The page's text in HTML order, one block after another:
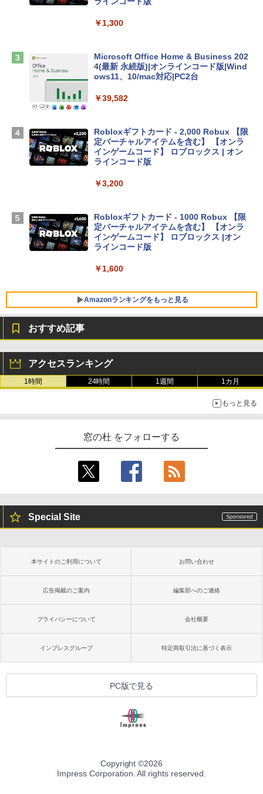
ンケース Dell NEC Lavie ASUS HP dyna
￥2,952
13インチノートブック：AIとApple Intell
TB SSD、12MPセンターフレームカメ
ラ、Touch ID - スカイブルー + 3年延長
AppleCare+ for 13インチMacBook Air
(M5)|ダウンロード版
￥331,701
【Amazon.co.jp限定】 HP ノートパソコ
ン 15-fd 15.6インチ 16GBメモリ 512GB
SSD インテル Core 5
￥129,800
ersonal/Copilotキー搭載/Win 11/15.6型/
Core i5/16GB/SSD 512GB/ホワイト) FM
VWK3E15W_AZ
￥119,800
￥1,300
Microsoft Office Home & Business 202
4(最新 永続版)|オンラインコード版|Wind
ows11、10/mac対応|PC2台
￥39,582
Robloxギフトカード - 2,000 Robux 【限
定バーチャルアイテムを含む】 【オンラ
インゲームコード】 ロブロックス | オン
ラインコード版
￥3,200
Robloxギフトカード - 1000 Robux 【限
定バーチャルアイテムを含む】 【オンラ
インゲームコード】 ロブロックス |オン
ラインコード版
￥1,600
Amazonランキングをもっと見る
￥1,766
出す プロンプトの言葉 AI画像生成シリー
ズ (はぴーイラストLabo)
￥99
非エンジニア 初心者 素人 でも安心 使い
方 マニュアル AI副業にもコンテンツ作成
にもKindle出版にも！ 非エンジニアのた
￥99
FM TOWNS ハイパー・カタログ: 本体ハ
ードウェア・市販ソフトウェアのパーフ
￥1,600
￥2,326
ンチディスプレイ、色調調節ライト、12
週間持続バッテリー、広告なし、ブラッ
ク
Amazon Kindle - 目に優しい、かさばら
ない、大きな画面で読みやすい、6週間持
書籍リーダー、ブラック、16GB、広告な
Kindle Paperwhite シグニチャーエディ
るさ自動調整、色調調節ライト、12週間
持続バッテリー、広告なし、メタリック
Amazon Kindle Colorsoft | 16GBストレ
ージ、防水、7インチカラーディスプレ
イ、色調調節ライト、最大8週間持続バッ
テリー、広告無し、ブラック (2025年発
売)
￥39,980
New Amazon Kindle Scribe Colorsoft |
11インチカラーディスプレイ、64GBスト
き、グラファイト
￥115,980
おすすめ記事
アクセスランキング
1時間 24時間 1週間 1カ月
もっと見る
窓の杜 をフォローする
Special Site
本サイトのご利用について お問い合わせ
広告掲載のご案内 編集部へのご連絡
プライバシーについて 会社概要
インプレスグループ 特定商取引法に基づく表示
PC版で見る
Copyright ©2026
Impress Corporation. All rights reserved.